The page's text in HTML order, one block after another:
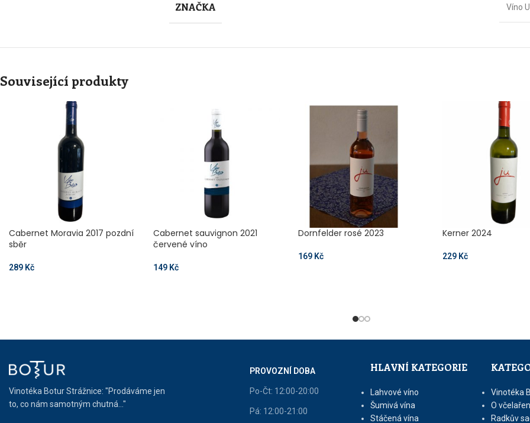
ZNAČKA Víno
Související produkty
Cabernet Moravia 2017 pozdní
sběr
289 Kč
Cabernet sauvignon 2021
červené víno
149 Kč
Dornfelder rosé 2023
169 Kč
Kerner 2024
229 Kč
Vinotéka Botur Strážnice: "Prodáváme jen
to, co nám samotným chutná..."
PROVOZNÍ DOBA
Po-Čt: 12:00-20:00
Pá: 12:00-21:00
HLAVNÍ KATEGORIE
Lahvové víno
Šumivá vína
Stáčená vína
Vinotéka
O
Radkův